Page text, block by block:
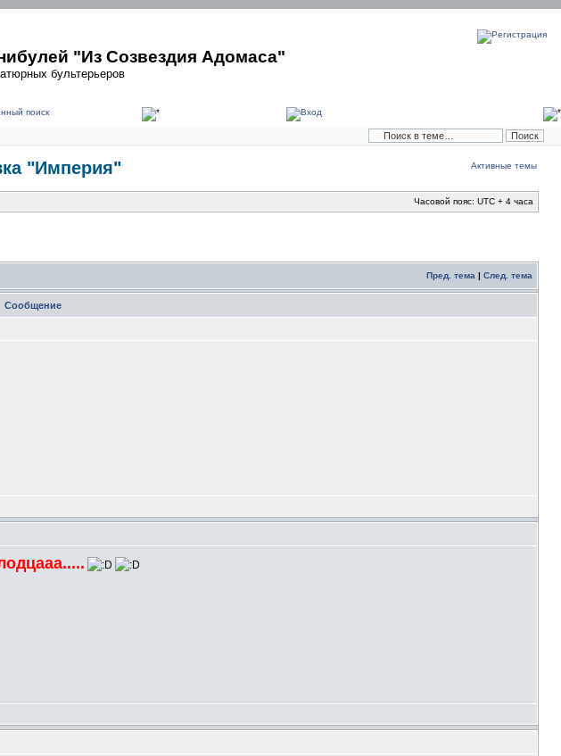
"Из Созвездия Адомаса"
бультерьеров
"Империя" Активные темы
Часовой пояс: UTC + 4 часа
Пред. тема | След. тема
Сообщение